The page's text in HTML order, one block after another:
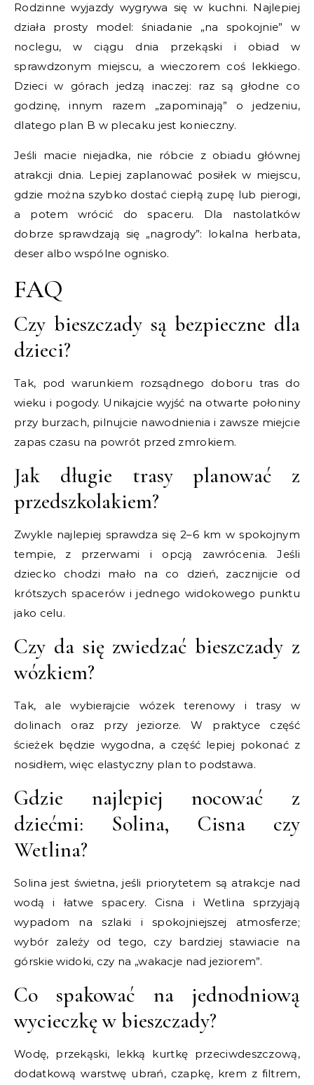
Rodzinne wyjazdy wygrywa się w kuchni. Najlepiej
działa prosty model: śniadanie „na spokojnie” w
noclegu, w ciągu dnia przekąski i obiad w
sprawdzonym miejscu, a wieczorem coś lekkiego.
Dzieci w górach jedzą inaczej: raz są głodne co
godzinę, innym razem „zapominają” o jedzeniu,
dlatego plan B w plecaku jest konieczny.
Jeśli macie niejadka, nie róbcie z obiadu głównej
atrakcji dnia. Lepiej zaplanować posiłek w miejscu,
gdzie można szybko dostać ciepłą zupę lub pierogi,
a potem wrócić do spaceru. Dla nastolatków
dobrze sprawdzają się „nagrody”: lokalna herbata,
deser albo wspólne ognisko.
FAQ
Czy bieszczady są bezpieczne dla
dzieci?
Tak, pod warunkiem rozsądnego doboru tras do
wieku i pogody. Unikajcie wyjść na otwarte połoniny
przy burzach, pilnujcie nawodnienia i zawsze miejcie
zapas czasu na powrót przed zmrokiem.
Jak długie trasy planować z
przedszkolakiem?
Zwykle najlepiej sprawdza się 2–6 km w spokojnym
tempie, z przerwami i opcją zawrócenia. Jeśli
dziecko chodzi mało na co dzień, zacznijcie od
krótszych spacerów i jednego widokowego punktu
jako celu.
Czy da się zwiedzać bieszczady z
wózkiem?
Tak, ale wybierajcie wózek terenowy i trasy w
dolinach oraz przy jeziorze. W praktyce część
ścieżek będzie wygodna, a część lepiej pokonać z
nosidłem, więc elastyczny plan to podstawa.
Gdzie najlepiej nocować z
dziećmi: Solina, Cisna czy
Wetlina?
Solina jest świetna, jeśli priorytetem są atrakcje nad
wodą i łatwe spacery. Cisna i Wetlina sprzyjają
wypadom na szlaki i spokojniejszej atmosferze;
wybór zależy od tego, czy bardziej stawiacie na
górskie widoki, czy na „wakacje nad jeziorem”.
Co spakować na jednodniową
wycieczkę w bieszczady?
Wodę, przekąski, lekką kurtkę przeciwdeszczową,
dodatkową warstwę ubrań, czapkę, krem z filtrem,